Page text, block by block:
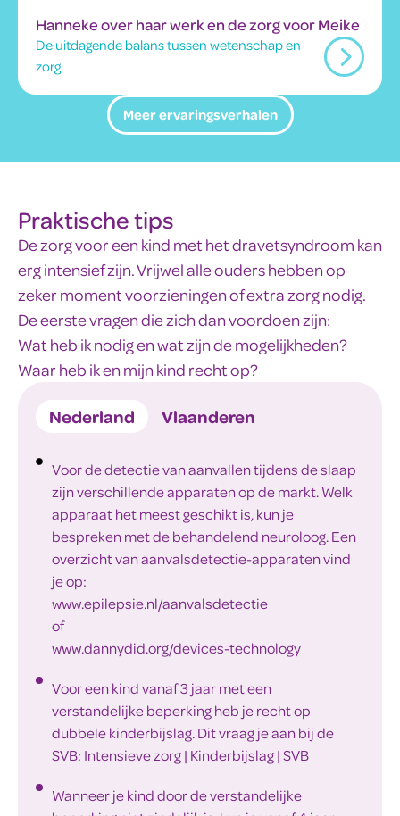
Hanneke over haar werk en de zorg voor Meike
De uitdagende balans tussen wetenschap en
zorg
Meer ervaringsverhalen
Praktische tips
De zorg voor een kind met het dravetsyndroom kan
erg intensief zijn. Vrijwel alle ouders hebben op
zeker moment voorzieningen of extra zorg nodig.
De eerste vragen die zich dan voordoen zijn:
Wat heb ik nodig en wat zijn de mogelijkheden?
Waar heb ik en mijn kind recht op?
Nederland Vlaanderen
Voor de detectie van aanvallen tijdens de slaap
zijn verschillende apparaten op de markt. Welk
apparaat het meest geschikt is, kun je
bespreken met de behandelend neuroloog. Een
overzicht van aanvalsdetectie-apparaten vind
je op:
www.epilepsie.nl/aanvalsdetectie
of
www.dannydid.org/devices-technology
Voor een kind vanaf 3 jaar met een
verstandelijke beperking heb je recht op
dubbele kinderbijslag. Dit vraag je aan bij de
SVB: Intensieve zorg | Kinderbijslag | SVB
Wanneer je kind door de verstandelijke